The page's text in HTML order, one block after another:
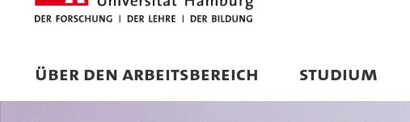
ÜBER DEN ARBEITSBEREICH STUDIUM